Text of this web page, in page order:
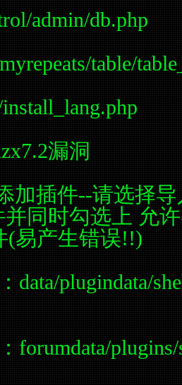
admin/db.php
table/
漏洞
加插件--请选择
同时勾选上 允
(易产生错误!!)
data/plugindata/
forumdata/